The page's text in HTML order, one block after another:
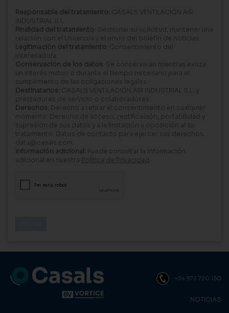
Responsable del tratamiento: CASALS VENTILACIÓN AIR
INDUSTRIAL S.L.
Finalidad del tratamiento: Gestionar su solicitud, mantener una
relación con el Usuario/a y el envío del boletín de noticias.
Legitimación del tratamiento: Consentimiento del
interesado/a.
Conservación de los datos: Se conservarán mientras exista
un interés mutuo o durante el tiempo necesario para el
cumplimiento de las obligaciones legales.
Destinatarios: CASALS VENTILACIÓN AIR INDUSTRIAL S.L. y
prestadores de servicio o colaboradores.
Derechos: Derecho a retirar el consentimiento en cualquier
momento. Derecho de acceso, rectificación, portabilidad y
supresión de sus datos y a la limitación u oposición al su
tratamiento. Datos de contacto para ejercer sus derechos:
data@casals.com
Información adicional: Puede consultar la información
adicional en nuestra Política de Privacidad
+34 972 720 150
NOTICIAS